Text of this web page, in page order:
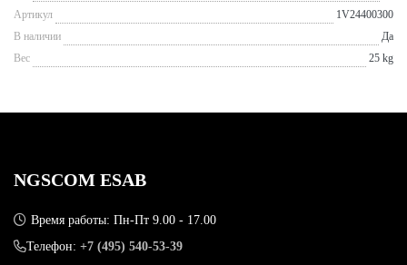
Артикул
1V24400300
В наличии
Да
Вес
25 kg
NGSCOM ESAB
Время работы: Пн-Пт 9.00 - 17.00
Телефон: +7 (495) 540-53-39